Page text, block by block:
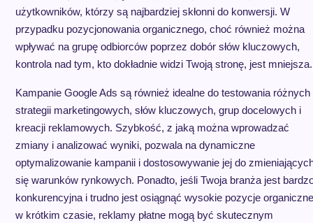
użytkowników, którzy są najbardziej skłonni do konwersji. W
przypadku pozycjonowania organicznego, choć również można
wpływać na grupę odbiorców poprzez dobór słów kluczowych,
kontrola nad tym, kto dokładnie widzi Twoją stronę, jest mniejsza.
Kampanie Google Ads są również idealne do testowania różnych
strategii marketingowych, słów kluczowych, grup docelowych i
kreacji reklamowych. Szybkość, z jaką można wprowadzać
zmiany i analizować wyniki, pozwala na dynamiczne
optymalizowanie kampanii i dostosowywanie jej do
się warunków rynkowych. Ponadto, jeśli Twoja branża jest
konkurencyjna i trudno jest osiągnąć wysokie pozycje organiczne
w krótkim czasie, reklamy płatne mogą być skutecznym